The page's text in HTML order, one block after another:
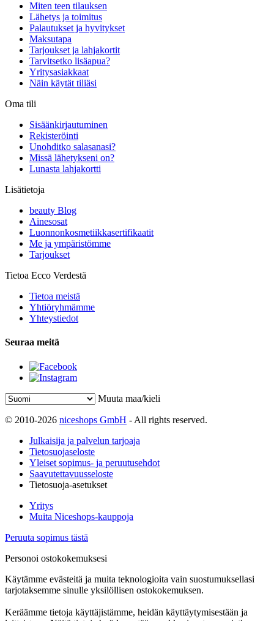
Miten teen tilauksen
Lähetys ja toimitus
Palautukset ja hyvitykset
Maksutapa
Tarjoukset ja lahjakortit
Tarvitsetko lisäapua?
Yritysasiakkaat
Näin käytät tiliäsi
Oma tili
Sisäänkirjautuminen
Rekisteröinti
Unohditko salasanasi?
Missä lähetykseni on?
Lunasta lahjakortti
Lisätietoja
beauty Blog
Ainesosat
Luonnonkosmetiikkasertifikaatit
Me ja ympäristömme
Tarjoukset
Tietoa Ecco Verdestä
Tietoa meistä
Yhtiöryhmämme
Yhteystiedot
Seuraa meitä
Muuta maa/kieli
© 2010-2026 niceshops GmbH - All rights reserved.
Julkaisija ja palvelun tarjoaja
Tietosuojaseloste
Yleiset sopimus- ja peruutusehdot
Saavutettavuusseloste
Tietosuoja-asetukset
Yritys
Muita Niceshops-kauppoja
Peruuta sopimus tästä
Personoi ostokokemuksesi
Käytämme evästeitä ja muita teknologioita vain suostumuksellasi
tarjotaksemme sinulle yksilöllisen ostokokemuksen.
Keräämme tietoja käyttäjistämme, heidän käyttäytymisestään ja